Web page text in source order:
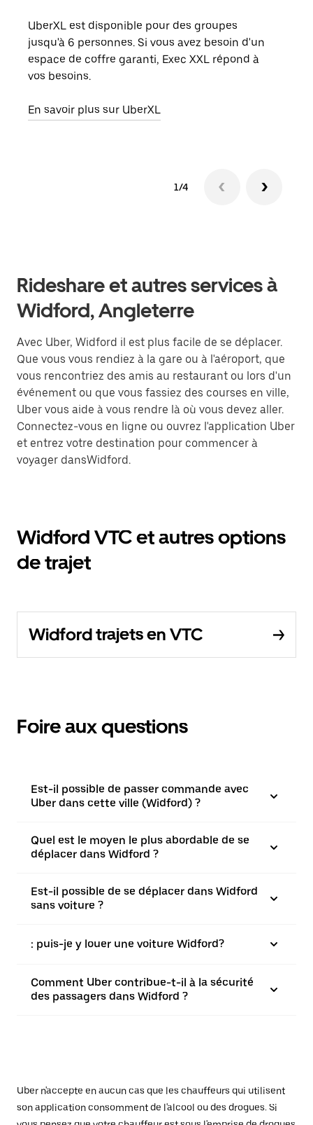
UberXL est disponible pour des groupes
jusqu'à 6 personnes. Si vous avez besoin d'un
espace de coffre garanti, Exec XXL répond à
vos besoins.
En savoir plus sur UberXL
1/4
Rideshare et autres services à
Widford, Angleterre
Avec Uber, Widford il est plus facile de se déplacer.
Que vous vous rendiez à la gare ou à l'aéroport, que
vous rencontriez des amis au restaurant ou lors d'un
événement ou que vous fassiez des courses en ville,
Uber vous aide à vous rendre là où vous devez aller.
Connectez-vous en ligne ou ouvrez l'application Uber
et entrez votre destination pour commencer à
voyager dansWidford.
Widford VTC et autres options
de trajet
Widford trajets en VTC
Foire aux questions
Est-il possible de passer commande avec
Uber dans cette ville (Widford) ?
Quel est le moyen le plus abordable de se
déplacer dans Widford ?
Est-il possible de se déplacer dans Widford
sans voiture ?
: puis-je y louer une voiture Widford?
Comment Uber contribue-t-il à la sécurité
des passagers dans Widford ?
Uber n'accepte en aucun cas que les chauffeurs qui utilisent
son application consomment de l'alcool ou des drogues. Si